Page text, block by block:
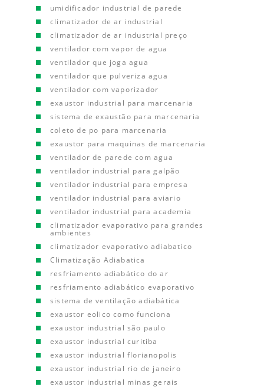
umidificador industrial de parede
climatizador de ar industrial
climatizador de ar industrial preço
ventilador com vapor de agua
ventilador que joga agua
ventilador que pulveriza agua
ventilador com vaporizador
exaustor industrial para marcenaria
sistema de exaustão para marcenaria
coleto de po para marcenaria
exaustor para maquinas de marcenaria
ventilador de parede com agua
ventilador industrial para galpão
ventilador industrial para empresa
ventilador industrial para aviario
ventilador industrial para academia
climatizador evaporativo para grandes
ambientes
climatizador evaporativo adiabatico
Climatização Adiabatica
resfriamento adiabático do ar
resfriamento adiabático evaporativo
sistema de ventilação adiabática
exaustor eolico como funciona
exaustor industrial são paulo
exaustor industrial curitiba
exaustor industrial florianopolis
exaustor industrial rio de janeiro
exaustor industrial minas gerais